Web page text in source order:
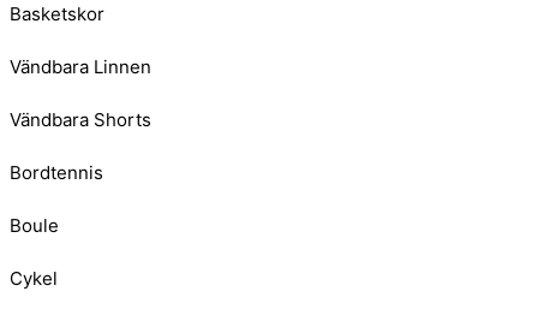
Basketskor
Vändbara Linnen
Vändbara Shorts
Bordtennis
Boule
Cykel